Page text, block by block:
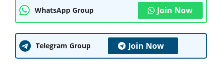
WhatsApp Group Join Now
Telegram Group Join Now